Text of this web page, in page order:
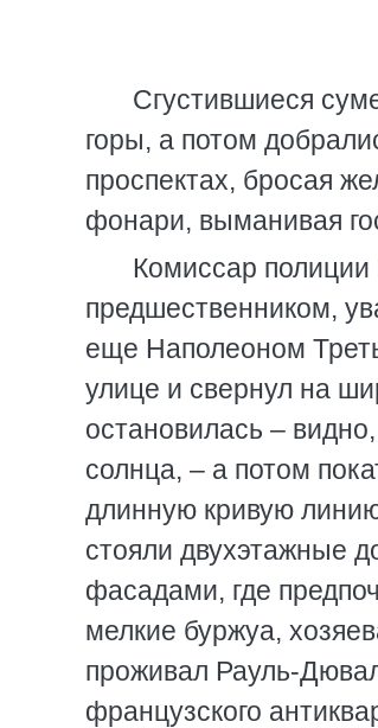
Сгустившиеся
горы, а потом
проспектах, бросая
фонари, выманивая
Комиссар
предшественником,
еще Наполеоном
улице и свернул на
остановилась –
солнца, – а потом
длинную кривую
стояли двухэтажные
фасадами, где
мелкие буржуа,
проживал Рауль-
французского